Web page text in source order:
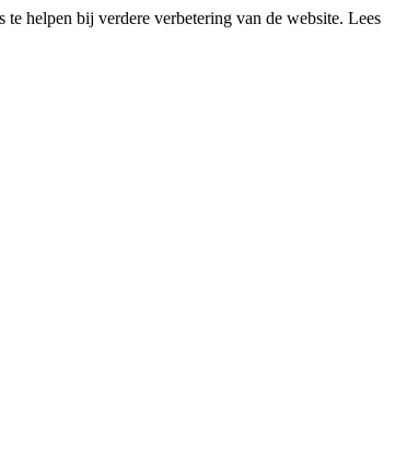
helpen bij verdere verbetering van de website. Lees